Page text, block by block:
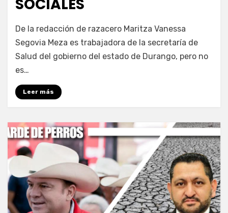
SOCIALES
por Fernando Miranda Servín
De la redacción de razacero Maritza Vanessa
Segovia Meza es trabajadora de la secretaría de
Salud del gobierno del estado de Durango, pero no
es…
Leer más